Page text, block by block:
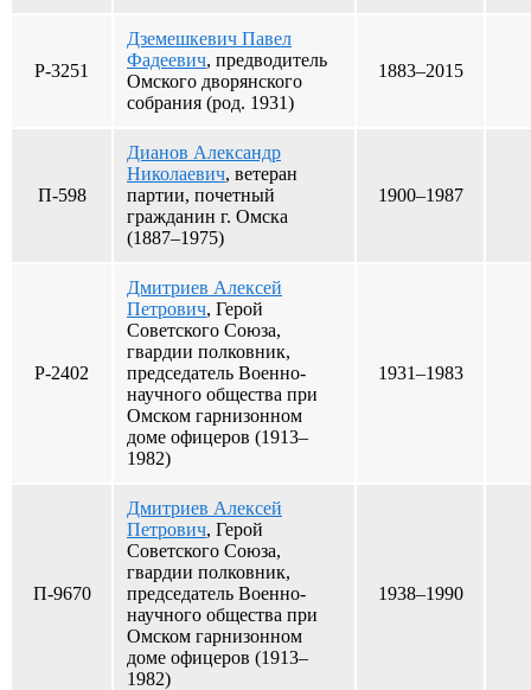
Р-3251
Дземешкевич Павел
Фадеевич, предводитель
Омского дворянского
собрания (род. 1931)
1883–2015
П-598
Дианов Александр
Николаевич, ветеран
партии, почетный
гражданин г. Омска
(1887–1975)
1900–1987
Р-2402
Дмитриев Алексей
Петрович, Герой
Советского Союза,
гвардии полковник,
председатель Военно-
научного общества при
Омском гарнизонном
доме офицеров (1913–
1982)
1931–1983
П-9670
Дмитриев Алексей
Петрович, Герой
Советского Союза,
гвардии полковник,
председатель Военно-
научного общества при
Омском гарнизонном
доме офицеров (1913–
1982)
1938–1990